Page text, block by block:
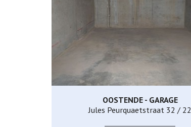
Ja
OOSTENDE - GARAGE
Jules Peurquaetstraat 32 / 22